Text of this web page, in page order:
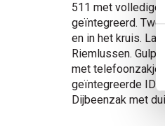
511 met volledige
geïntegreerd.
en in het kruis.
Riemlussen. Gulp
met telefoonzakje
geïntegreerde ID-
Dijbeenzak met